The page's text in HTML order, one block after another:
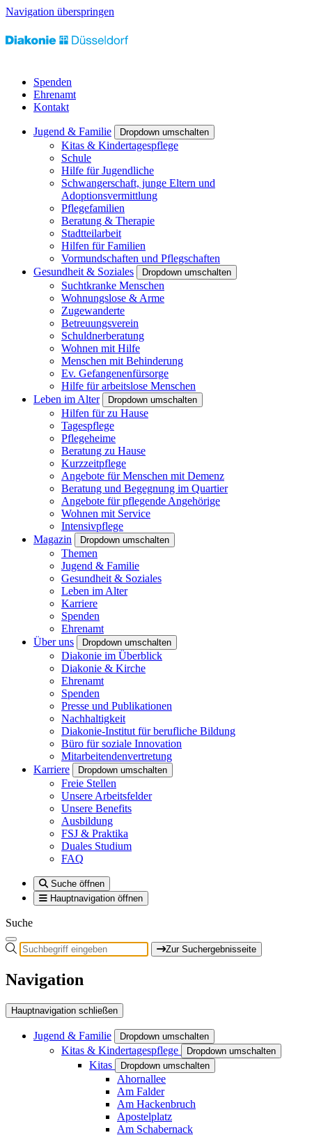
Navigation überspringen
Spenden
Ehrenamt
Kontakt
Jugend & Familie Dropdown umschalten
Kitas & Kindertagespflege
Schule
Hilfe für Jugendliche
Schwangerschaft, junge Eltern und
Adoptionsvermittlung
Pflegefamilien
Beratung & Therapie
Stadtteilarbeit
Hilfen für Familien
Vormundschaften und Pflegschaften
Gesundheit & Soziales
Dropdown umschalten
Suchtkranke Menschen
Wohnungslose & Arme
Zugewanderte
Betreuungsverein
Schuldnerberatung
Wohnen mit Hilfe
Menschen mit Behinderung
Ev. Gefangenenfürsorge
Hilfe für arbeitslose Menschen
Leben im Alter
Dropdown umschalten
Hilfen für zu Hause
Tagespflege
Pflegeheime
Beratung zu Hause
Kurzzeitpflege
Angebote für Menschen mit Demenz
Beratung und Begegnung im Quartier
Angebote für pflegende Angehörige
Wohnen mit Service
Intensivpflege
Magazin
Dropdown umschalten
Themen
Jugend & Familie
Gesundheit & Soziales
Leben im Alter
Karriere
Spenden
Ehrenamt
Über uns
Dropdown umschalten
Diakonie im Überblick
Diakonie & Kirche
Ehrenamt
Spenden
Presse und Publikationen
Nachhaltigkeit
Diakonie-Institut für berufliche Bildung
Büro für soziale Innovation
Mitarbeitendenvertretung
Karriere
Dropdown umschalten
Freie Stellen
Unsere Arbeitsfelder
Unsere Benefits
Ausbildung
FSJ & Praktika
Duales Studium
FAQ
Suche öffnen
Hauptnavigation öffnen
Suche
Zur Suchergebnisseite
Navigation
Hauptnavigation schließen
Jugend & Familie Dropdown umschalten
Kitas & Kindertagespflege Dropdown umschalten
Kitas Dropdown umschalten
Ahornallee
Am Falder
Am Hackenbruch
Apostelplatz
Am Schabernack